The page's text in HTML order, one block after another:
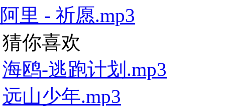
阿里 - 祈愿.mp3
猜你喜欢
海鸥-逃跑计划.mp3
远山少年.mp3